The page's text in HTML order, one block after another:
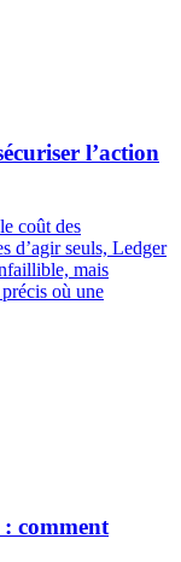
l’action
coût des
d’agir seuls, Ledger
mais
où une
comment